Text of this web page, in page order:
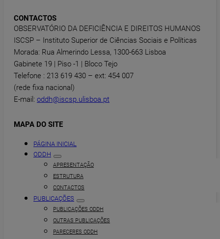
CONTACTOS
OBSERVATÓRIO DA DEFICIÊNCIA E DIREITOS HUMANOS
ISCSP – Instituto Superior de Ciências Sociais e Políticas
Morada: Rua Almerindo Lessa, 1300-663 Lisboa
Gabinete 19 | Piso -1 | Bloco Tejo
Telefone : 213 619 430 – ext: 454 007
(rede fixa nacional)
E-mail: oddh@iscsp.ulisboa.pt
MAPA DO SITE
PÁGINA INICIAL
ODDH
APRESENTAÇÃO
ESTRUTURA
CONTACTOS
PUBLICAÇÕES
PUBLICAÇÕES ODDH
OUTRAS PUBLICAÇÕES
PARECERES ODDH